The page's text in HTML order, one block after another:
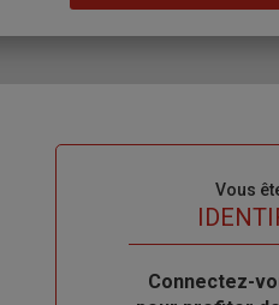
Vous
Body
Connectez-